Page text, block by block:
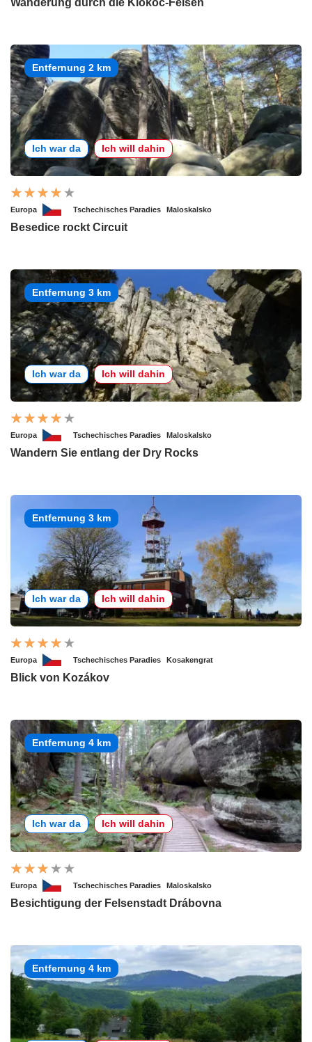
Wanderung durch die Klokoč-Felsen
Entfernung 2 km
Ich war da Ich will dahin
Europa Tschechisches Paradies Maloskalsko
Besedice rockt Circuit
Entfernung 3 km
Ich war da Ich will dahin
Europa Tschechisches Paradies Maloskalsko
Wandern Sie entlang der Dry Rocks
Entfernung 3 km
Ich war da Ich will dahin
Europa Tschechisches Paradies Kosakengrat
Blick von Kozákov
Entfernung 4 km
Ich war da Ich will dahin
Europa Tschechisches Paradies Maloskalsko
Besichtigung der Felsenstadt Drábovna
Entfernung 4 km